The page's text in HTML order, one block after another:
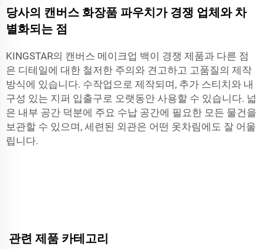
당사의 캔버스 화장품 파우치가 경쟁 업체와 차
별화되는 점
KINGSTAR의 캔버스 메이크업 백이 경쟁 제품과 다른 점
은 디테일에 대한 철저한 주의와 견고하고 고품질의 제작
방식에 있습니다. 수작업으로 제작되며, 추가 스티치와 내
구성 있는 지퍼 입출구로 오랫동안 사용할 수 있습니다. 넓
은 내부 공간 덕분에 주요 수납 공간에 필요한 모든 물건을
보관할 수 있으며, 세련된 외관은 어떤 옷차림에도 잘 어울
립니다.
관련 제품 카테고리